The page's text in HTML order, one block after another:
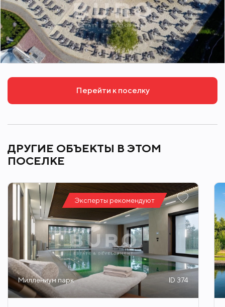
Перейти к поселку
ДРУГИЕ ОБЪЕКТЫ В ЭТОМ
ПОСЕЛКЕ
Эксперты рекомендуют
Миллениум парк ID 374